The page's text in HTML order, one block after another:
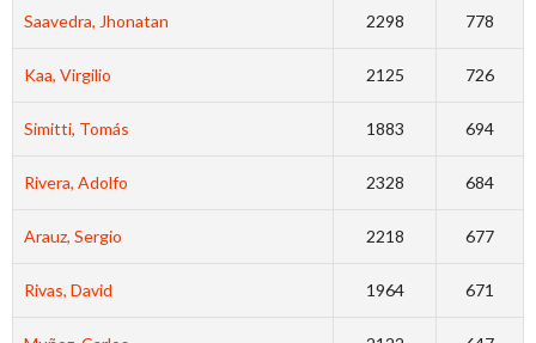
Saavedra, Jhonatan 2298 778
Kaa, Virgilio 2125 726
Simitti, Tomás 1883 694
Rivera, Adolfo 2328 684
Arauz, Sergio 2218 677
Rivas, David 1964 671